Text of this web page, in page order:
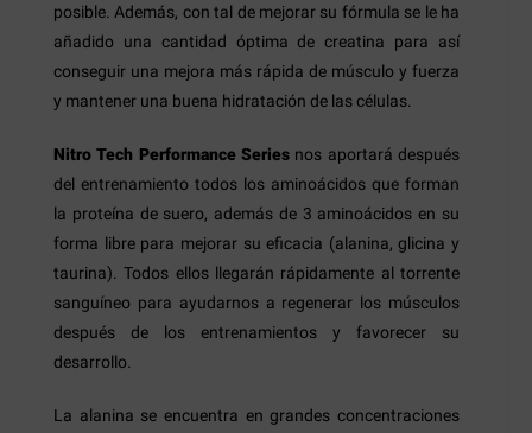
posible. Además, con tal de mejorar su fórmula se le ha
añadido una cantidad óptima de creatina para así
conseguir una mejora más rápida de músculo y fuerza
y mantener una buena hidratación de las células.
Nitro Tech Performance Series nos aportará después
del entrenamiento todos los aminoácidos que forman
la proteína de suero, además de 3 aminoácidos en su
forma libre para mejorar su eficacia (alanina, glicina y
taurina). Todos ellos llegarán rápidamente al torrente
sanguíneo para ayudarnos a regenerar los músculos
después de los entrenamientos y favorecer su
desarrollo.
La alanina se encuentra en grandes concentraciones